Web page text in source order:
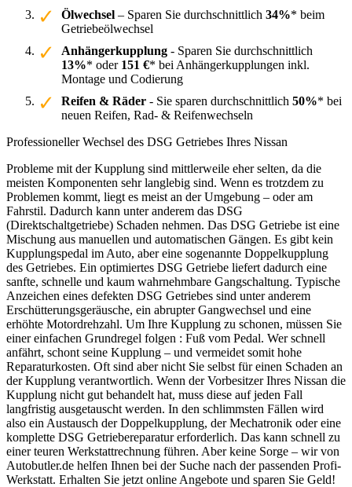
Ölwechsel – Sparen Sie durchschnittlich 34%* beim
Getriebeölwechsel
Anhängerkupplung - Sparen Sie durchschnittlich
13%* oder 151 €* bei Anhängerkupplungen inkl.
Montage und Codierung
Reifen & Räder - Sie sparen durchschnittlich 50%* bei
neuen Reifen, Rad- & Reifenwechseln
Professioneller Wechsel des DSG Getriebes Ihres Nissan
Probleme mit der Kupplung sind mittlerweile eher selten, da die
meisten Komponenten sehr langlebig sind. Wenn es trotzdem zu
Problemen kommt, liegt es meist an der Umgebung – oder am
Fahrstil. Dadurch kann unter anderem das DSG
(Direktschaltgetriebe) Schaden nehmen. Das DSG Getriebe ist eine
Mischung aus manuellen und automatischen Gängen. Es gibt kein
Kupplungspedal im Auto, aber eine sogenannte Doppelkupplung
des Getriebes. Ein optimiertes DSG Getriebe liefert dadurch eine
sanfte, schnelle und kaum wahrnehmbare Gangschaltung. Typische
Anzeichen eines defekten DSG Getriebes sind unter anderem
Erschütterungsgeräusche, ein abrupter Gangwechsel und eine
erhöhte Motordrehzahl. Um Ihre Kupplung zu schonen, müssen Sie
einer einfachen Grundregel folgen : Fuß vom Pedal. Wer schnell
anfährt, schont seine Kupplung – und vermeidet somit hohe
Reparaturkosten. Oft sind aber nicht Sie selbst für einen Schaden an
der Kupplung verantwortlich. Wenn der Vorbesitzer Ihres Nissan die
Kupplung nicht gut behandelt hat, muss diese auf jeden Fall
langfristig ausgetauscht werden. In den schlimmsten Fällen wird
also ein Austausch der Doppelkupplung, der Mechatronik oder eine
komplette DSG Getriebereparatur erforderlich. Das kann schnell zu
einer teuren Werkstattrechnung führen. Aber keine Sorge – wir von
Autobutler.de helfen Ihnen bei der Suche nach der passenden Profi-
Werkstatt. Erhalten Sie jetzt online Angebote und sparen Sie Geld!